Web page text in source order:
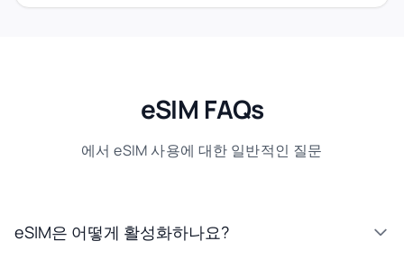
eSIM FAQs
에서 eSIM 사용에 대한 일반적인 질문
eSIM은 어떻게 활성화하나요?